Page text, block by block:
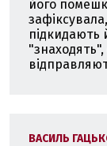
його
підкидають
ВАСИЛЬ